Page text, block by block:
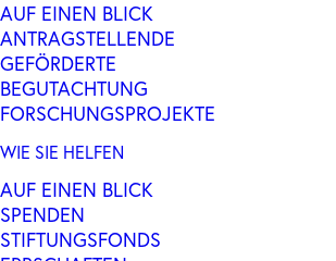
AUF EINEN BLICK
ANTRAGSTELLENDE
GEFÖRDERTE
BEGUTACHTUNG
FORSCHUNGSPROJEKTE
WIE SIE HELFEN
AUF EINEN BLICK
SPENDEN
STIFTUNGSFONDS